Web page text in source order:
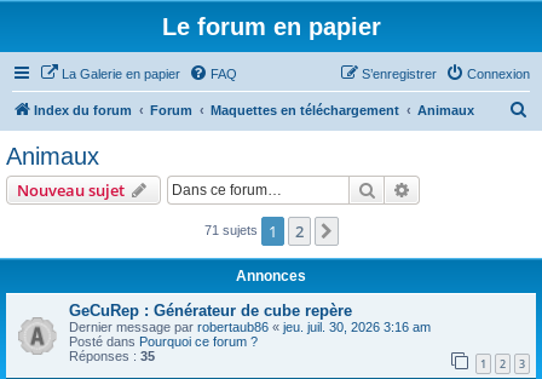
Le forum en papier
La Galerie en papier FAQ Connexion
S’enregistrer
Index du forum Forum Maquettes en téléchargement Animaux
r
Animaux
Nouveau sujet Rechercher
71 sujets 1 2
Annonces
GeCuRep : Générateur de cube repère
Dernier message par robertaub86 « jeu. juil. 30, 2026 3:16 am
Posté dans Pourquoi ce forum ?
Réponses : 35 1 2 3